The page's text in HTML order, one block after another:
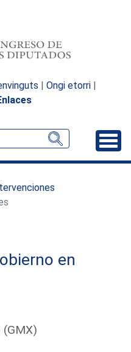
| Ongi etorri |
en
(GMX)